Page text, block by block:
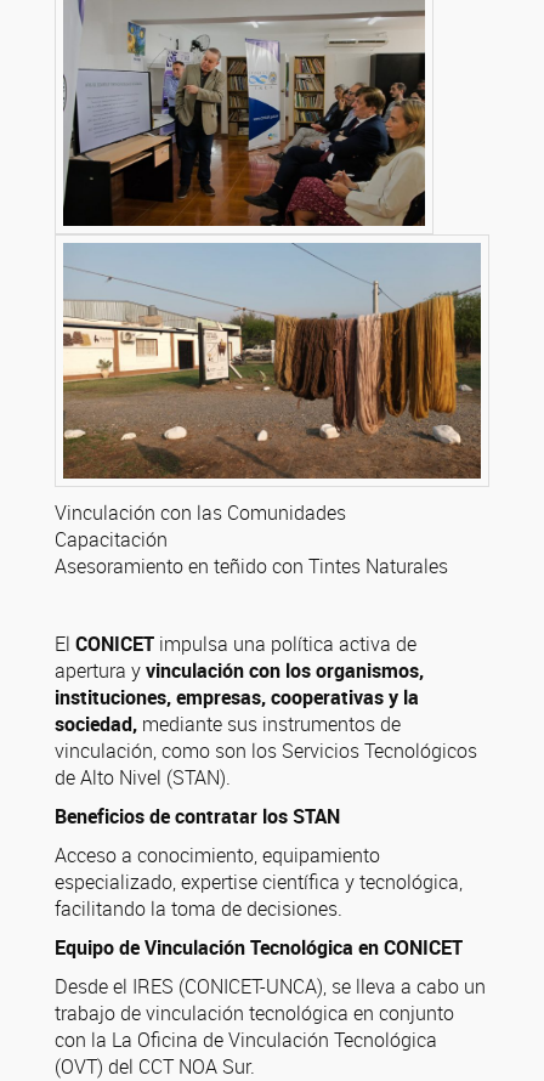
Vinculación con las Comunidades
Capacitación
Asesoramiento en teñido con Tintes Naturales
El CONICET impulsa una política activa de
apertura yvinculación con los organismos,
instituciones, empresas, cooperativas y la
sociedad, mediante sus instrumentos de
vinculación, como son los Servicios Tecnológicos
de Alto Nivel (STAN).
Beneficios de contratar los STAN
Acceso a conocimiento, equipamiento
especializado, expertise científica y tecnológica,
facilitando la toma de decisiones.
Equipo de Vinculación Tecnológica en CONICET
Desde el IRES (CONICET-UNCA), se lleva a cabo un
trabajo de vinculación tecnológica en conjunto
con la La Oficina de Vinculación Tecnológica
(OVT) del CCT NOA Sur.